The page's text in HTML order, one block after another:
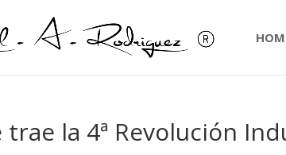
trae la 4ª Revolución